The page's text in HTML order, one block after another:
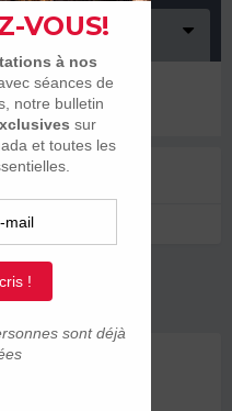
rien ici
est en ligne
cette page.